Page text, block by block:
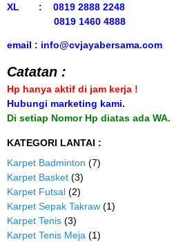
XL : 0819 2888 2248
0819 1460 4888
email : info@cvjayabersama.com
Catatan :
Hp hanya aktif di jam kerja !
Hubungi marketing kami.
Di setiap Nomor Hp diatas ada WA.
KATEGORI LANTAI :
Karpet Badminton (7)
Karpet Basket (3)
Karpet Futsal (2)
Karpet Sepak Takraw (1)
Karpet Tenis (3)
Karpet Tenis Meja (1)